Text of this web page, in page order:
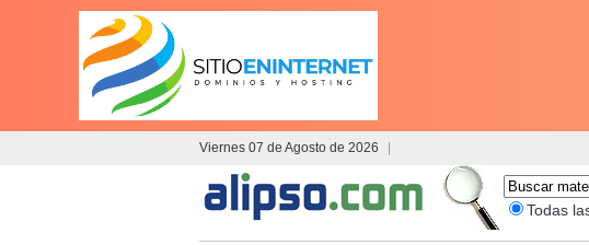
Viernes 07 de Agosto de 2026
Todas